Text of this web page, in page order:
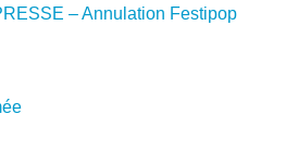
– Annulation Festipop